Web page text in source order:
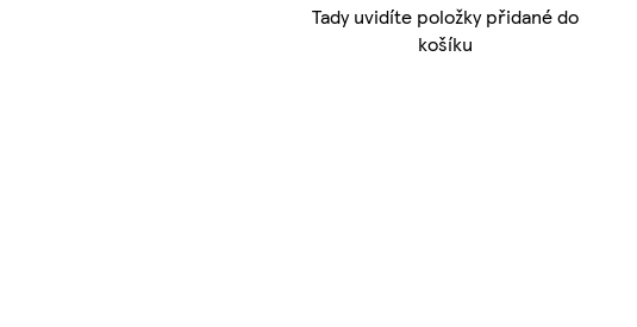
Tady uvidíte položky přidané do
košíku